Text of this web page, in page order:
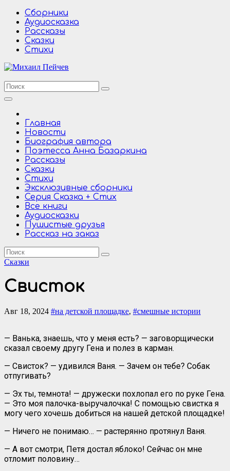
Перейти
содержимому
Сборники
Аудиосказка
Рассказы
Сказки
Стихи
Главная
Новости
Биография автора
Поэтесса Анна Базаркина
Рассказы
Сказки
Стихи
Эксклюзивные сборники
Серия Сказка + Стих
Все книги
Аудиосказки
Пушистые друзья
Рассказ на заказ
Сказки
Свисток
Авг 18, 2024 #на детской площадке, #смешные истории
— Ванька, знаешь, что у меня есть? — заговорщически
сказал своему другу Гена и полез в карман.
— Свисток? — удивился Ваня. — Зачем он тебе? Собак
отпугивать?
— Эх ты, темнота! — дружески похлопал его по руке Гена.
— Это моя палочка-выручалочка! С помощью свистка я
могу чего хочешь добиться на нашей детской площадке!
— Ничего не понимаю… — растерянно протянул Ваня.
— А вот смотри, Петя достал яблоко! Сейчас он мне
отломит половину…